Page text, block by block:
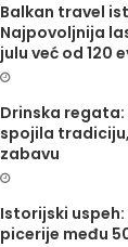
Balkan travel
Najpovoljnija
julu već od 120
Drinska
spojila
zabavu
Istorijski
picerije među